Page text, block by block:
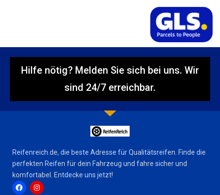
Hilfe nötig? Melden Sie sich bei uns. Wir
sind 24/7 erreichbar.
Reifenreich.de, die beste Adresse für Qualitätsreifen. Finde die
perfekten Reifen für dein Fahrzeug und fahre sicher und
komfortabel. Entdecke uns jetzt!